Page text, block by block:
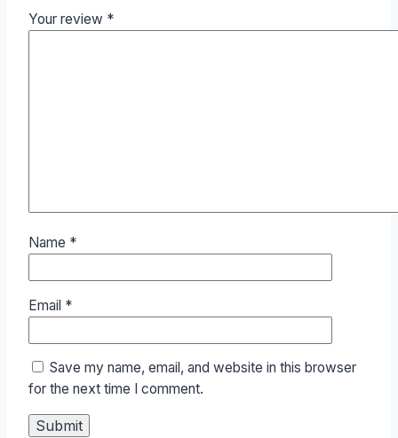
Your review *
Name *
Email *
Save my name, email, and website in this browser
for the next time I comment.